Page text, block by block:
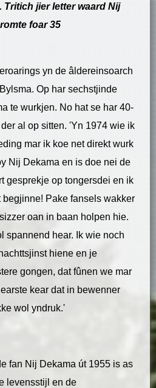
jier letter waard Nij
foar 35
yn de âldereinsoarch
Op har sechstjinde
te wurkjen. No hat se har 40-
al op sitten. 'Yn 1974 wie ik
mar ik koe net direkt wurk
Nij Dekama en is doe nei de
gesprekje op tongersdei en ik
begjinne! Pake fansels wakker
oan in baan holpen hie.
spannend hear. Ik wie noch
hiene en je
gongen, dat fûnen we mar
kear dat in bewenner
wol yndruk.'
fan Nij Dekama út 1955 is as
levensstijl en de